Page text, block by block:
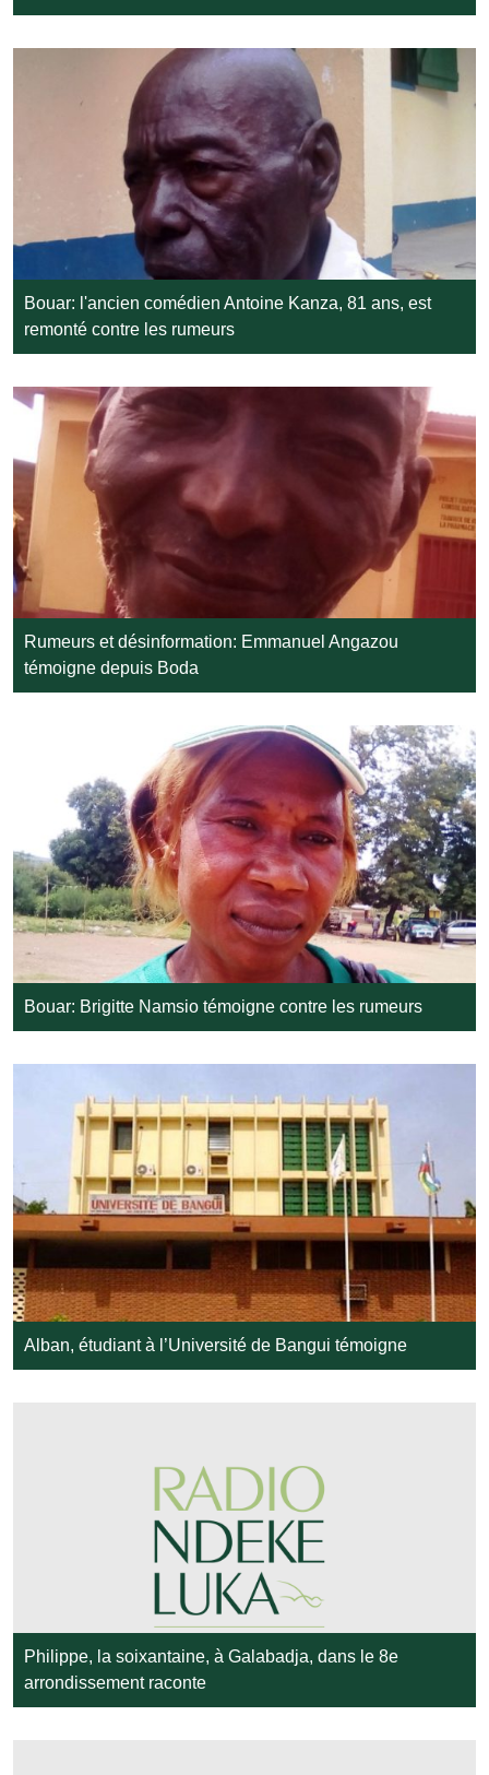
Bouar: l'ancien comédien Antoine Kanza, 81 ans, est
remonté contre les rumeurs
Rumeurs et désinformation: Emmanuel Angazou
témoigne depuis Boda
Bouar: Brigitte Namsio témoigne contre les rumeurs
Alban, étudiant à l’Université de Bangui témoigne
Philippe, la soixantaine, à Galabadja, dans le 8e
arrondissement raconte